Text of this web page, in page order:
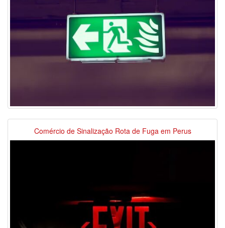
Comércio de Sinalização Rota de Fuga em Perus